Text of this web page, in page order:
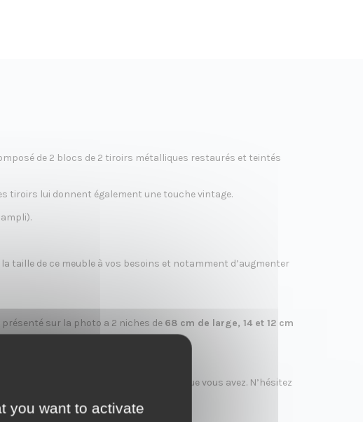
de 2 blocs de 2 tiroirs métalliques restaurés et teintés
tiroirs lui donnent également une touche vintage.
taille de ce meuble à vos besoins et notamment d’augmenter
sur la photo a 2 niches de 68 cm de large, 14 et 12 cm
vous raccorder à d’autres meubles que vous avez. N’hésitez
you want to activate